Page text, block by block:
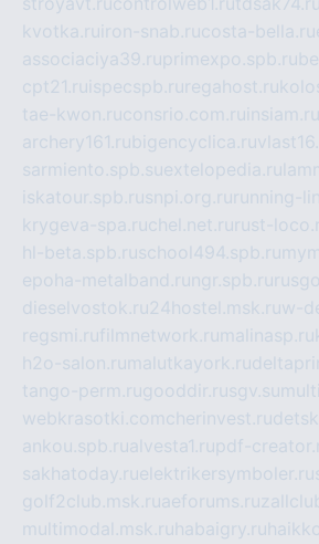
kvotka.ru iron-snab.rucosta-bella.ru
associaciya39.ruprimexpo.spb.ru
cpt21.ru ispecspb.ru regahost.ru
tae-kwon.ruconsrio.com.ru insiam.ru
archery161.rubigencyclica.ru
sarmiento.spb.suextelopedia.ru
iskatour.spb.rusnpi.org.ru running-
krygeva-spa.ruchel.net.ru rust-
hl-beta.spb.ruschool494.spb.ru
epoha-metalband.ru ngr.spb.ru
dieselvostok.ru24hostel.msk.ruw-
regsmi.rufilmnetwork.ru malinasp.ru
h2o-salon.ru malutkayork.ru
tango-perm.rugooddir.rusgv.su
webkrasotki.comcherinvest.ru
ankou.spb.rualvesta1.rupdf-
sakhatoday.ruelektrikersymboler.ru
golf2club.msk.ruaeforums.ru
multimodal.msk.ru habaigry.ru